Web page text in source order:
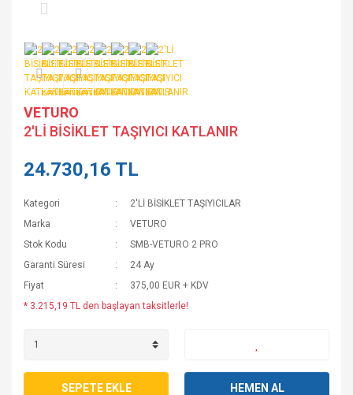
VETURO
2'Lİ BİSİKLET TAŞIYICI KATLANIR
24.730,16 TL
Kategori
2'Lİ BİSİKLET TAŞIYICILAR
Marka
VETURO
Stok Kodu
SMB-VETURO 2 PRO
Garanti Süresi
24 Ay
Fiyat
375,00 EUR + KDV
* 3.215,19 TL den başlayan taksitlerle!
SEPETE EKLE HEMEN AL